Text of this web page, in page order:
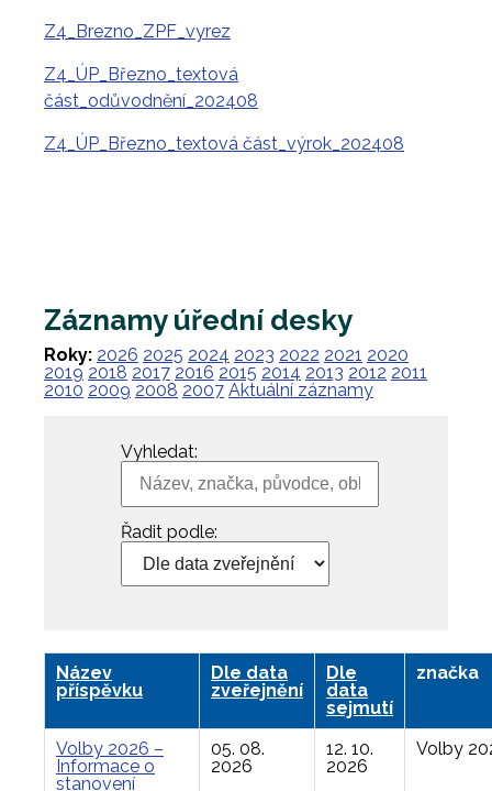
Z4_Brezno_ZPF_vyrez
Z4_ÚP_Březno_textová
část_odůvodnění_202408
Z4_ÚP_Březno_textová část_výrok_202408
Záznamy úřední desky
Roky: 2026 2025 2024 2023 2022 2021 2020
2019 2018 2017 2016 2015 2014 2013 2012 2011
2010 2009 2008 2007 Aktuální záznamy
Vyhledat:
Řadit podle:
Název
příspěvku
Dle data
zveřejnění
Dle
data
sejmutí
značka
Volby 2026 –
Informace o
stanovení
05. 08.
2026
12. 10.
2026
Volby